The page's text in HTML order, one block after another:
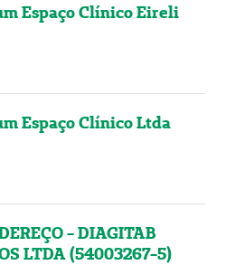
Espaço Clínico Eireli
Espaço Clínico Ltda
- DIAGITAB
LTDA (54003267-5)